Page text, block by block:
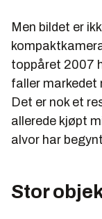
Men bildet er
toppåret 2007
faller markedet
Det er nok et
allerede kjøpt
alvor har
Stor